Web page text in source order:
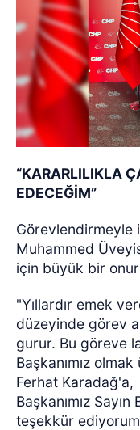
“KARARLILIKLA
EDECEĞİM”
Görevlendirmeyle
Muhammed
için büyük bir
"Yıllardır emek
düzeyinde görev
gurur. Bu göreve
Başkanımız olmak
Ferhat Karadağ'a,
Başkanımız
teşekkür